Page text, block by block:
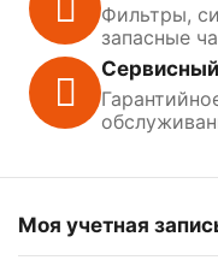
Фильтры,
запасные
Моя учетная